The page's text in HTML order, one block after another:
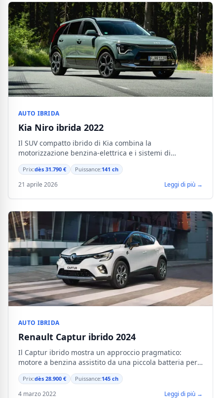
AUTO IBRIDA
Kia Niro ibrida 2022
Il SUV compatto ibrido di Kia combina la
motorizzazione benzina-elettrica e i sistemi di
sicurezza avanzati per un utilizzo quotidiano versatile.
Prix:dès 31.790 € Puissance:141 ch
21 aprile 2026 Leggi di più →
AUTO IBRIDA
Renault Captur ibrido 2024
Il Captur ibrido mostra un approccio pragmatico:
motore a benzina assistito da una piccola batteria per
ridurre i consumi in città senza la complessità della
ricarica.
Prix:dès 28.900 € Puissance:145 ch
4 marzo 2022 Leggi di più →